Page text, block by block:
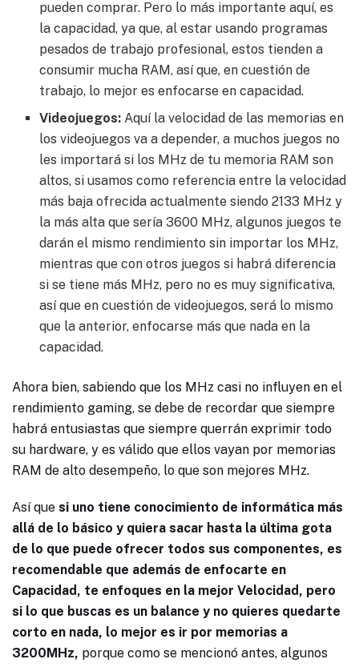
pueden comprar. Pero lo más importante aquí, es
la capacidad, ya que, al estar usando programas
pesados de trabajo profesional, estos tienden a
consumir mucha RAM, así que, en cuestión de
trabajo, lo mejor es enfocarse en capacidad.
Videojuegos: Aquí la velocidad de las memorias en
los videojuegos va a depender, a muchos juegos no
les importará si los MHz de tu memoria RAM son
altos, si usamos como referencia entre la velocidad
más baja ofrecida actualmente siendo 2133 MHz y
la más alta que sería 3600 MHz, algunos juegos te
darán el mismo rendimiento sin importar los MHz,
mientras que con otros juegos si habrá diferencia
si se tiene más MHz, pero no es muy significativa,
así que en cuestión de videojuegos, será lo mismo
que la anterior, enfocarse más que nada en la
capacidad.
Ahora bien, sabiendo que los MHz casi no influyen en el
rendimiento gaming, se debe de recordar que siempre
habrá entusiastas que siempre querrán exprimir todo
su hardware, y es válido que ellos vayan por memorias
RAM de alto desempeño, lo que son mejores MHz.
Así que si uno tiene conocimiento de informática más
allá de lo básico y quiera sacar hasta la última gota
de lo que puede ofrecer todos sus componentes, es
recomendable que además de enfocarte en
Capacidad, te enfoques en la mejor Velocidad, pero
si lo que buscas es un balance y no quieres quedarte
corto en nada, lo mejor es ir por memorias a
3200MHz, porque como se mencionó antes, algunos